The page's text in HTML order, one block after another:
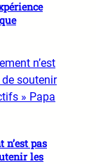
n’est pas
les